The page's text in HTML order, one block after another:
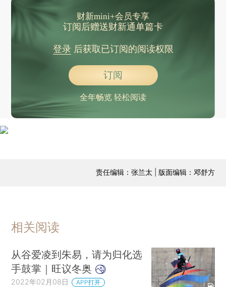
财新mini+会员专享
订阅后赠送财新通单篇卡
登录后获取已订阅的阅读权限
订阅
全年畅览 轻松阅读
责任编辑：张兰太 | 版面编辑：邓舒方
相关阅读
从谷爱凌到朱易，请为归化选
手鼓掌｜旺议冬奥
2022年02月08日 APP打开